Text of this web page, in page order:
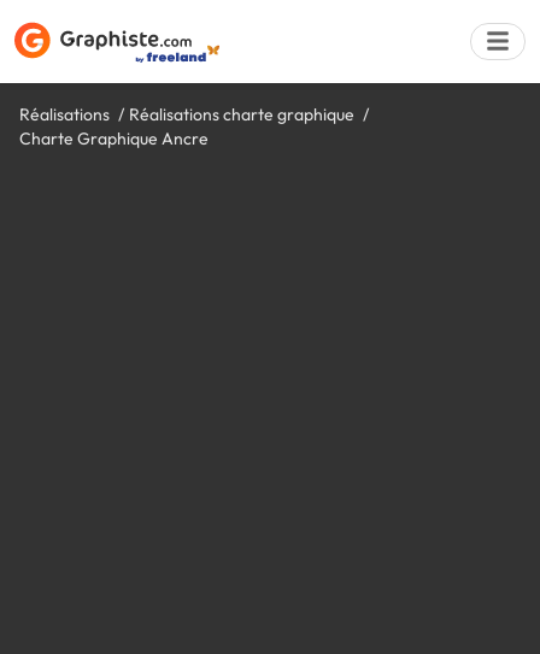
Réalisations
Réalisations charte graphique
Charte Graphique Ancre